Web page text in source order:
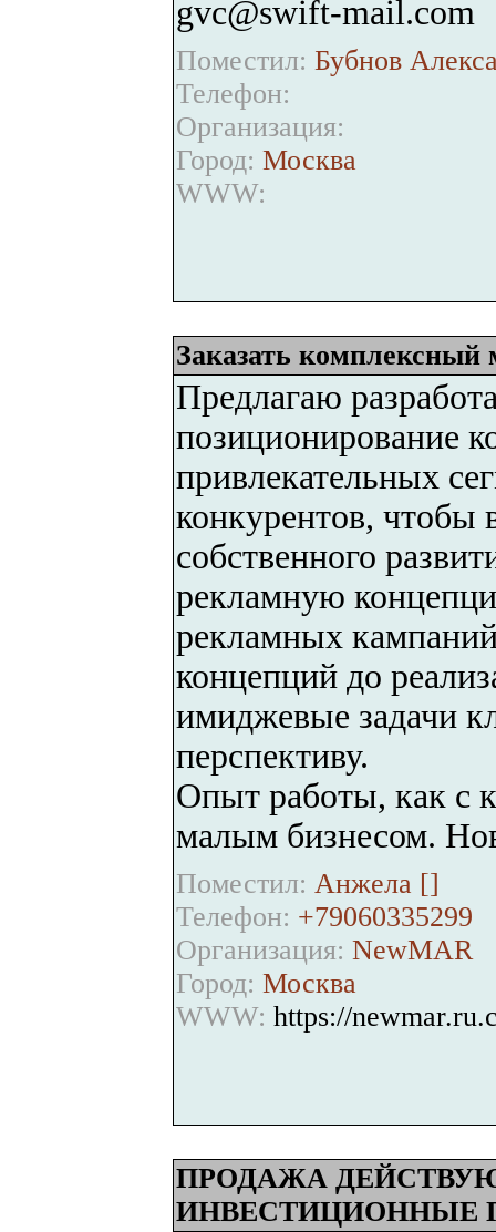
gvc@swift-mail.com
Поместил: Бубнов
Телефон:
Организация:
Город: Москва
WWW:
Заказать комплексный
Предлагаю
позиционирование
привлекательных
конкурентов, чтобы
собственного
рекламную
рекламных
концепций до
имиджевые задачи
перспективу.
Опыт работы, как с
малым бизнесом.
Поместил: Анжела []
Телефон: +79060335299
Организация: NewMAR
Город: Москва
WWW: https://
ПРОДАЖА
ИНВЕСТИЦИОННЫЕ